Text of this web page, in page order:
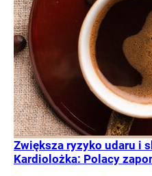
Zwiększa ryzyko udaru i
Kardiolożka: Polacy